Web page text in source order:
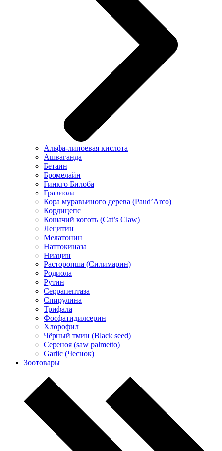
Альфа-липоевая кислота
Ашваганда
Бетаин
Бромелайн
Гинкго Билоба
Гравиола
Кора муравьиного дерева (Paud’Arco)
Кордицепс
Кошачий коготь (Cat’s Claw)
Лецитин
Мелатонин
Наттокиназа
Ниацин
Расторопша (Силимарин)
Родиола
Рутин
Серрапептаза
Спирулина
Трифала
Фосфатидилсерин
Хлорофил
Чёрный тмин (Black seed)
Сереноя (saw palmetto)
Garlic (Чеснок)
Зоотовары